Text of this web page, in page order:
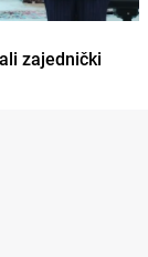
zajednički